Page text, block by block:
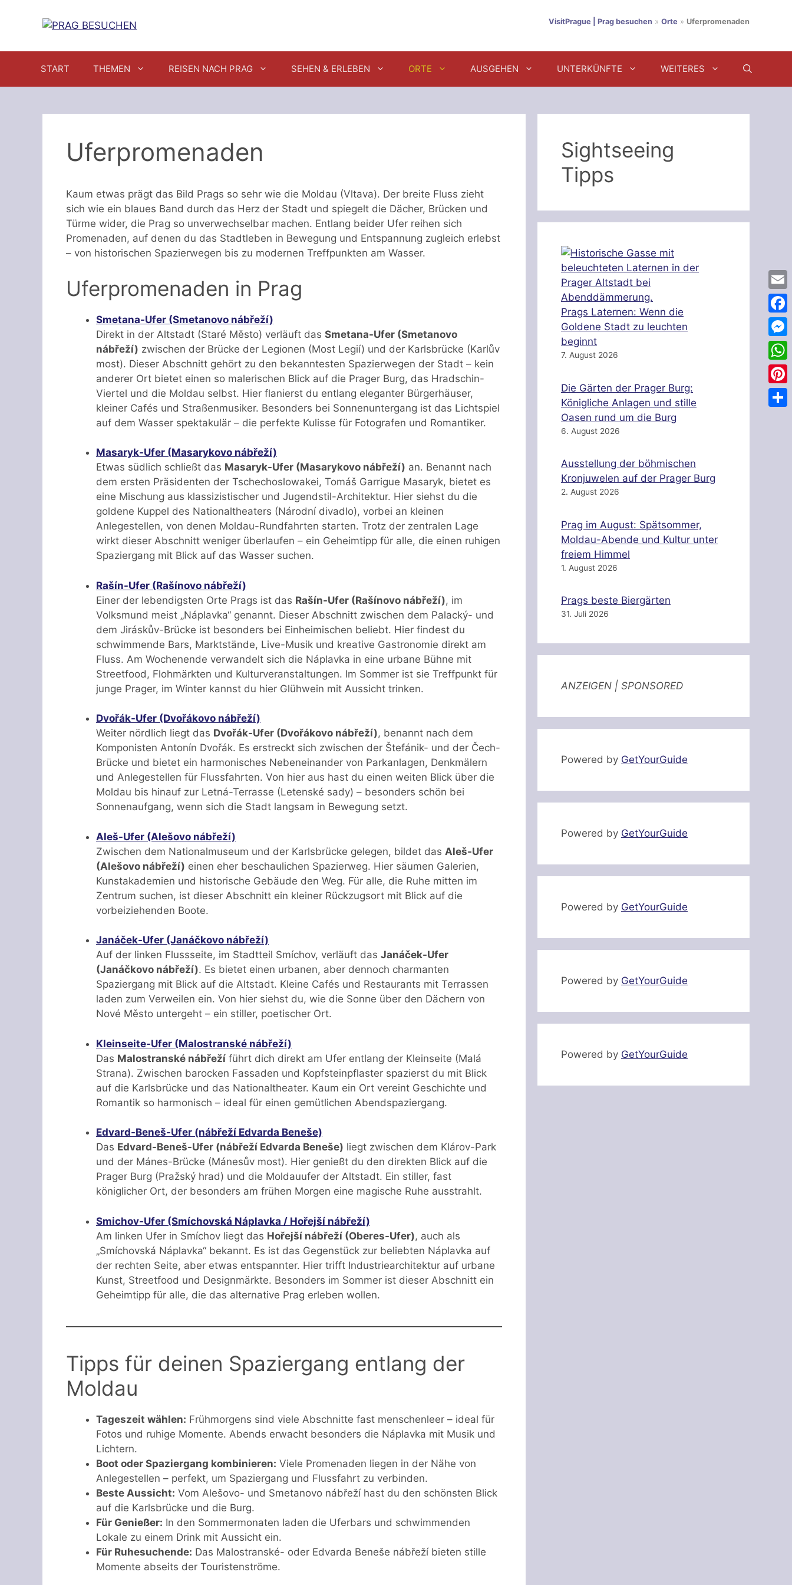
VisitPrague | Prag besuchen » Orte » Uferpromenaden
START THEMEN REISEN NACH PRAG SEHEN & ERLEBEN ORTE AUSGEHEN UNTERKÜNFTE WEITERES
Uferpromenaden
Kaum etwas prägt das Bild Prags so sehr wie die Moldau (Vltava). Der breite Fluss zieht
sich wie ein blaues Band durch das Herz der Stadt und spiegelt die Dächer, Brücken und
Türme wider, die Prag so unverwechselbar machen. Entlang beider Ufer reihen sich
Promenaden, auf denen du das Stadtleben in Bewegung und Entspannung zugleich erlebst
– von historischen Spazierwegen bis zu modernen Treffpunkten am Wasser.
Uferpromenaden in Prag
Smetana-Ufer (Smetanovo nábřeží)
Direkt in der Altstadt (Staré Město) verläuft das Smetana-Ufer (Smetanovo
nábřeží) zwischen der Brücke der Legionen (Most Legií) und der Karlsbrücke (Karlův
most). Dieser Abschnitt gehört zu den bekanntesten Spazierwegen der Stadt – kein
anderer Ort bietet einen so malerischen Blick auf die Prager Burg, das Hradschin-
Viertel und die Moldau selbst. Hier flanierst du entlang eleganter Bürgerhäuser,
kleiner Cafés und Straßenmusiker. Besonders bei Sonnenuntergang ist das Lichtspiel
auf dem Wasser spektakulär – die perfekte Kulisse für Fotografen und Romantiker.
Masaryk-Ufer (Masarykovo nábřeží)
Etwas südlich schließt das Masaryk-Ufer (Masarykovo nábřeží) an. Benannt nach
dem ersten Präsidenten der Tschechoslowakei, Tomáš Garrigue Masaryk, bietet es
eine Mischung aus klassizistischer und Jugendstil-Architektur. Hier siehst du die
goldene Kuppel des Nationaltheaters (Národní divadlo), vorbei an kleinen
Anlegestellen, von denen Moldau-Rundfahrten starten. Trotz der zentralen Lage
wirkt dieser Abschnitt weniger überlaufen – ein Geheimtipp für alle, die einen ruhigen
Spaziergang mit Blick auf das Wasser suchen.
Rašín-Ufer (Rašínovo nábřeží)
Einer der lebendigsten Orte Prags ist das Rašín-Ufer (Rašínovo nábřeží), im
Volksmund meist „Náplavka“ genannt. Dieser Abschnitt zwischen dem Palacký- und
dem Jiráskův-Brücke ist besonders bei Einheimischen beliebt. Hier findest du
schwimmende Bars, Marktstände, Live-Musik und kreative Gastronomie direkt am
Fluss. Am Wochenende verwandelt sich die Náplavka in eine urbane Bühne mit
Streetfood, Flohmärkten und Kulturveranstaltungen. Im Sommer ist sie Treffpunkt für
junge Prager, im Winter kannst du hier Glühwein mit Aussicht trinken.
Dvořák-Ufer (Dvořákovo nábřeží)
Weiter nördlich liegt das Dvořák-Ufer (Dvořákovo nábřeží), benannt nach dem
Komponisten Antonín Dvořák. Es erstreckt sich zwischen der Štefánik- und der Čech-
Brücke und bietet ein harmonisches Nebeneinander von Parkanlagen, Denkmälern
und Anlegestellen für Flussfahrten. Von hier aus hast du einen weiten Blick über die
Moldau bis hinauf zur Letná-Terrasse (Letenské sady) – besonders schön bei
Sonnenaufgang, wenn sich die Stadt langsam in Bewegung setzt.
Aleš-Ufer (Alešovo nábřeží)
Zwischen dem Nationalmuseum und der Karlsbrücke gelegen, bildet das Aleš-Ufer
(Alešovo nábřeží) einen eher beschaulichen Spazierweg. Hier säumen Galerien,
Kunstakademien und historische Gebäude den Weg. Für alle, die Ruhe mitten im
Zentrum suchen, ist dieser Abschnitt ein kleiner Rückzugsort mit Blick auf die
vorbeiziehenden Boote.
Janáček-Ufer (Janáčkovo nábřeží)
Auf der linken Flussseite, im Stadtteil Smíchov, verläuft das Janáček-Ufer
(Janáčkovo nábřeží). Es bietet einen urbanen, aber dennoch charmanten
Spaziergang mit Blick auf die Altstadt. Kleine Cafés und Restaurants mit Terrassen
laden zum Verweilen ein. Von hier siehst du, wie die Sonne über den Dächern von
Nové Město untergeht – ein stiller, poetischer Ort.
Kleinseite-Ufer (Malostranské nábřeží)
Das Malostranské nábřeží führt dich direkt am Ufer entlang der Kleinseite (Malá
Strana). Zwischen barocken Fassaden und Kopfsteinpflaster spazierst du mit Blick
auf die Karlsbrücke und das Nationaltheater. Kaum ein Ort vereint Geschichte und
Romantik so harmonisch – ideal für einen gemütlichen Abendspaziergang.
Edvard-Beneš-Ufer (nábřeží Edvarda Beneše)
Das Edvard-Beneš-Ufer (nábřeží Edvarda Beneše) liegt zwischen dem Klárov-Park
und der Mánes-Brücke (Mánesův most). Hier genießt du den direkten Blick auf die
Prager Burg (Pražský hrad) und die Moldauufer der Altstadt. Ein stiller, fast
königlicher Ort, der besonders am frühen Morgen eine magische Ruhe ausstrahlt.
Smichov-Ufer (Smíchovská Náplavka / Hořejší nábřeží)
Am linken Ufer in Smíchov liegt das Hořejší nábřeží (Oberes-Ufer), auch als
„Smíchovská Náplavka“ bekannt. Es ist das Gegenstück zur beliebten Náplavka auf
der rechten Seite, aber etwas entspannter. Hier trifft Industriearchitektur auf urbane
Kunst, Streetfood und Designmärkte. Besonders im Sommer ist dieser Abschnitt ein
Geheimtipp für alle, die das alternative Prag erleben wollen.
Tipps für deinen Spaziergang entlang der
Moldau
Tageszeit wählen: Frühmorgens sind viele Abschnitte fast menschenleer – ideal für
Fotos und ruhige Momente. Abends erwacht besonders die Náplavka mit Musik und
Lichtern.
Boot oder Spaziergang kombinieren: Viele Promenaden liegen in der Nähe von
Anlegestellen – perfekt, um Spaziergang und Flussfahrt zu verbinden.
Beste Aussicht: Vom Alešovo- und Smetanovo nábřeží hast du den schönsten Blick
auf die Karlsbrücke und die Burg.
Für Genießer: In den Sommermonaten laden die Uferbars und schwimmenden
Lokale zu einem Drink mit Aussicht ein.
Für Ruhesuchende: Das Malostranské- oder Edvarda Beneše nábřeží bieten stille
Momente abseits der Touristenströme.
Sightseeing
Tipps
Prags Laternen: Wenn die
Goldene Stadt zu leuchten
beginnt
7. August 2026
Die Gärten der Prager Burg:
Königliche Anlagen und stille
Oasen rund um die Burg
6. August 2026
Ausstellung der böhmischen
Kronjuwelen auf der Prager Burg
2. August 2026
Prag im August: Spätsommer,
Moldau-Abende und Kultur unter
freiem Himmel
1. August 2026
Prags beste Biergärten
31. Juli 2026
ANZEIGEN | SPONSORED
Powered by GetYourGuide
Powered by GetYourGuide
Powered by GetYourGuide
Powered by GetYourGuide
Powered by GetYourGuide